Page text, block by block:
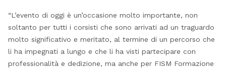
“L’evento di oggi è un’occasione molto importante, non
soltanto per tutti i corsisti che sono arrivati ad un traguardo
molto significativo e meritato, al termine di un percorso che
li ha impegnati a lungo e che li ha visti partecipare con
professionalità e dedizione, ma anche per FISM Formazione